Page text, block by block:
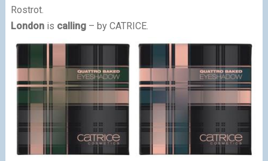
Rostrot.
Londonis calling– by CATRICE.